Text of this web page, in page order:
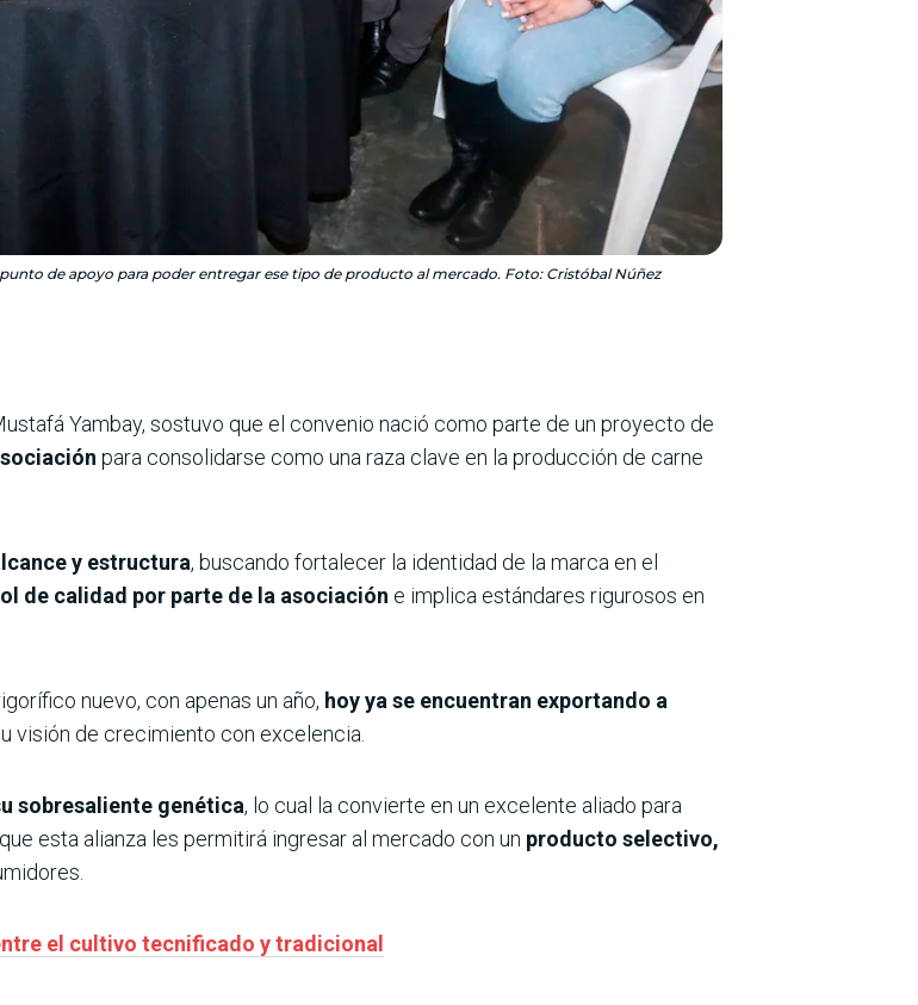
de apoyo para poder entregar ese tipo de producto al mercado. Foto: Cristóbal Núñez
Yambay, sostuvo que el convenio nació como parte de un proyecto de
para consolidarse como una raza clave en la producción de carne
y estructura, buscando fortalecer la identidad de la marca en el
de calidad por parte de la asociación e implica estándares rigurosos en
nuevo, con apenas un año, hoy ya se encuentran exportando a
visión de crecimiento con excelencia.
sobresaliente genética, lo cual la convierte en un excelente aliado para
esta alianza les permitirá ingresar al mercado con un producto selectivo,
el cultivo tecnificado y tradicional